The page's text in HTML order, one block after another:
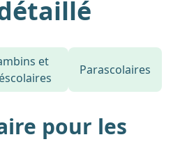
et
Parascolaires
pour les